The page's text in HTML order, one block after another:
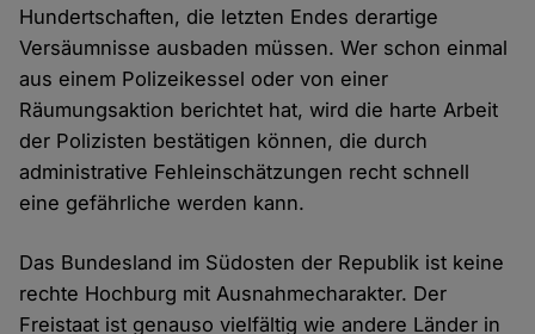
Hundertschaften, die letzten Endes derartige
Versäumnisse ausbaden müssen. Wer schon einmal
aus einem Polizeikessel oder von einer
Räumungsaktion berichtet hat, wird die harte Arbeit
der Polizisten bestätigen können, die durch
administrative Fehleinschätzungen recht schnell
eine gefährliche werden kann.
Das Bundesland im Südosten der Republik ist keine
rechte Hochburg mit Ausnahmecharakter. Der
Freistaat ist genauso vielfältig wie andere Länder in